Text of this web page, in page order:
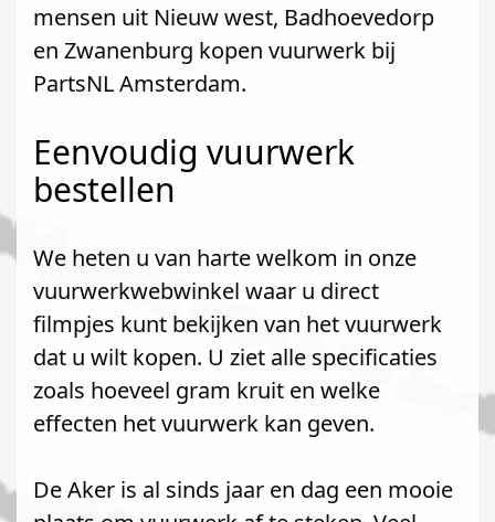
mensen uit Nieuw west, Badhoevedorp
en Zwanenburg kopen vuurwerk bij
PartsNL Amsterdam.
Eenvoudig vuurwerk
bestellen
We heten u van harte welkom in onze
vuurwerkwebwinkel waar u direct
filmpjes kunt bekijken van het vuurwerk
dat u wilt kopen. U ziet alle specificaties
zoals hoeveel gram kruit en welke
effecten het vuurwerk kan geven.
De Aker is al sinds jaar en dag een mooie